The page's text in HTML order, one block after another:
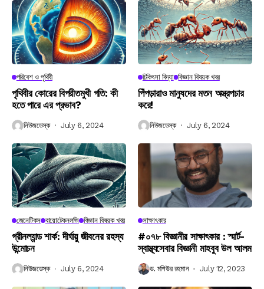
পরিবেশ ও পৃথিবী
পৃথিবীর কোরের বিপরীতমুখী গতি: কী
হতে পারে এর প্রভাব?
নিউজডেস্ক July 6, 2024
চিকিৎসা বিদ্যা বিজ্ঞান বিষয়ক খবর
পিঁপড়ারাও মানুষদের মতন অস্ত্রপচার
করে!
নিউজডেস্ক July 6, 2024
জেনেটিকস বায়োটেকনলজি বিজ্ঞান বিষয়ক খবর
গ্রীনল্যান্ড শার্ক: দীর্ঘায়ু জীবনের রহস্য
উন্মোচন
নিউজডেস্ক July 6, 2024
সাক্ষাৎকার
#০৭৮ বিজ্ঞানীর সাক্ষাৎকার : স্মার্ট-
স্বাস্থ্যসেবার বিজ্ঞানী মাহবুব উল আলম
ড. মশিউর রহমান July 12, 2023